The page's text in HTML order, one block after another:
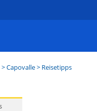
>Capovalle> Reisetipps